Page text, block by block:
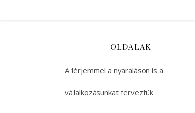
OLDALAK
A férjemmel a nyaraláson is a
vállalkozásunkat terveztük